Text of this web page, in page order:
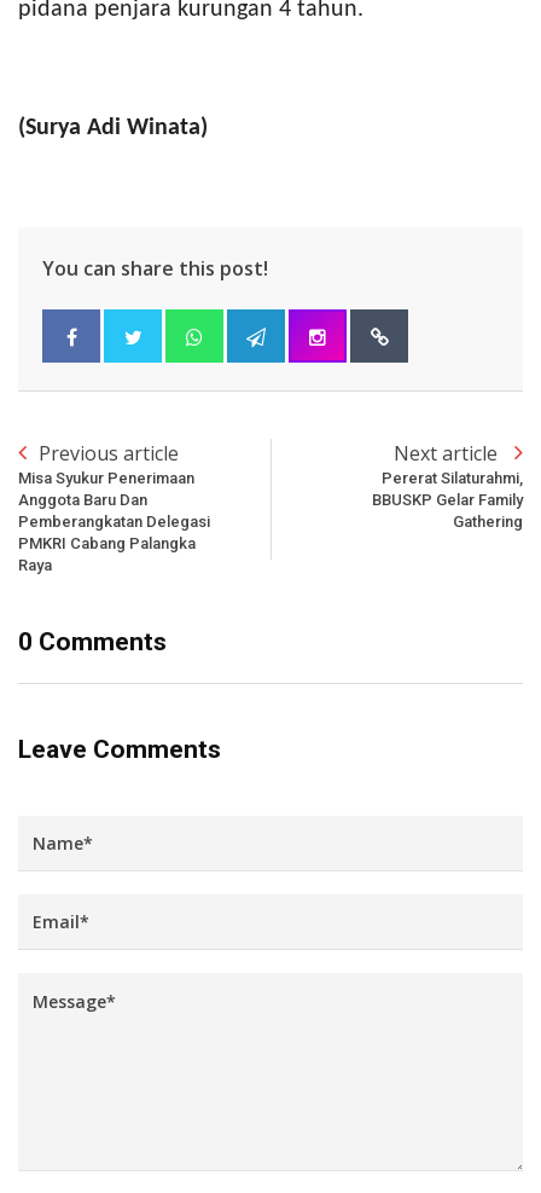
pidana penjara kurungan 4 tahun.
(Surya Adi Winata)
You can share this post!
Previous article
Misa Syukur Penerimaan
Anggota Baru Dan
Pemberangkatan Delegasi
PMKRI Cabang Palangka
Raya
Next article
Pererat Silaturahmi,
BBUSKP Gelar Family
Gathering
0 Comments
Leave Comments